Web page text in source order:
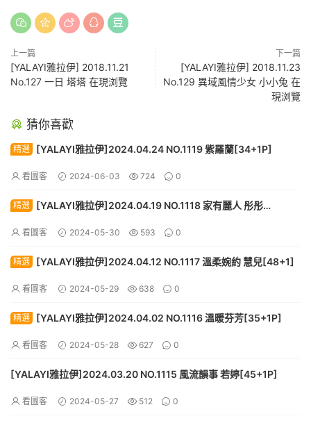
上一篇
[YALAYI雅拉伊] 2018.11.21
No.127 一日 塔塔 在現浏覽
下一篇
[YALAYI雅拉伊] 2018.11.23
No.129 異域風情少女 小小兔 在
現浏覽
猜你喜歡
精選 [YALAYI雅拉伊]2024.04.24 NO.1119 紫羅蘭[34+1P]
看圖客 2024-06-03 724 0
精選
[YALAYI雅拉伊]2024.04.19 NO.1118 家有麗人 彤彤
看圖客 2024-05-30 593 0
精選 [YALAYI雅拉伊]2024.04.12 NO.1117 溫柔婉約 慧兒[48+1]
看圖客 2024-05-29 638 0
精選 [YALAYI雅拉伊]2024.04.02 NO.1116 溫暖芬芳[35+1P]
看圖客 2024-05-28 627 0
[YALAYI雅拉伊]2024.03.20 NO.1115 風流韻事 若婷[45+1P]
看圖客 2024-05-27 512 0